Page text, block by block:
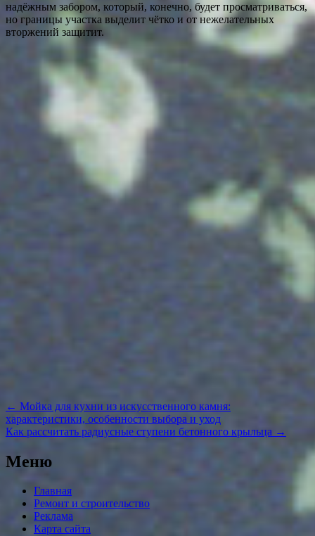
надёжным забором, который, конечно, будет просматриваться,
но границы участка выделит чётко и от нежелательных
вторжений защитит.
Навигация
по
записям
← Мойка для кухни из искусственного камня:
характеристики, особенности выбора и уход
Как рассчитать радиусные ступени бетонного крыльца →
Меню
Главная
Ремонт и строительство
Реклама
Карта сайта